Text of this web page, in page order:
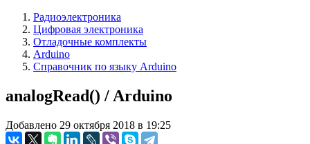
Радиоэлектроника
Цифровая электроника
Отладочные комплекты
Arduino
Справочник по языку Arduino
analogRead() / Arduino
Добавлено 29 октября 2018 в 19:25